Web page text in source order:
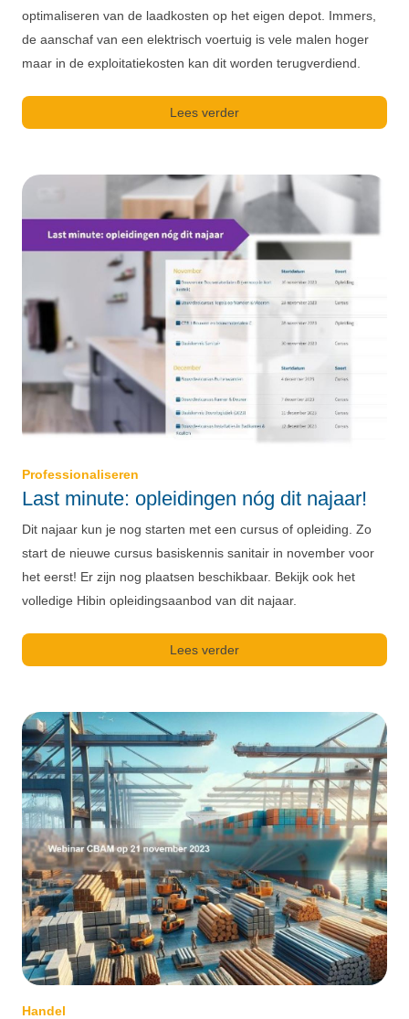
optimaliseren van de laadkosten op het eigen depot. Immers,
de aanschaf van een elektrisch voertuig is vele malen hoger
maar in de exploitatiekosten kan dit worden terugverdiend.
Lees verder
Professionaliseren
Last minute: opleidingen nóg dit najaar!
Dit najaar kun je nog starten met een cursus of opleiding. Zo
start de nieuwe cursus basiskennis sanitair in november voor
het eerst! Er zijn nog plaatsen beschikbaar. Bekijk ook het
volledige Hibin opleidingsaanbod van dit najaar.
Lees verder
Handel